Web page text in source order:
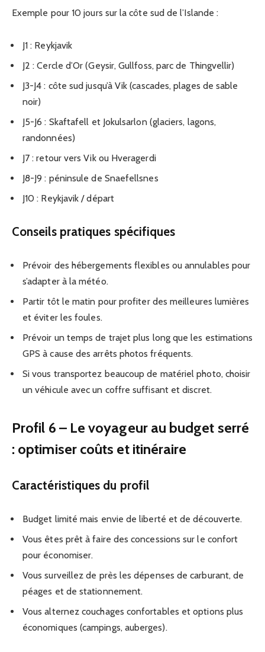
Exemple pour 10 jours sur la côte sud de l’Islande :
J1 : Reykjavik
J2 : Cercle d’Or (Geysir, Gullfoss, parc de Thingvellir)
J3-J4 : côte sud jusqu’à Vik (cascades, plages de sable
noir)
J5-J6 : Skaftafell et Jokulsarlon (glaciers, lagons,
randonnées)
J7 : retour vers Vik ou Hveragerdi
J8-J9 : péninsule de Snaefellsnes
J10 : Reykjavik / départ
Conseils pratiques spécifiques
Prévoir des hébergements flexibles ou annulables pour
s’adapter à la météo.
Partir tôt le matin pour profiter des meilleures lumières
et éviter les foules.
Prévoir un temps de trajet plus long que les estimations
GPS à cause des arrêts photos fréquents.
Si vous transportez beaucoup de matériel photo, choisir
un véhicule avec un coffre suffisant et discret.
Profil 6 – Le voyageur au budget serré
: optimiser coûts et itinéraire
Caractéristiques du profil
Budget limité mais envie de liberté et de découverte.
Vous êtes prêt à faire des concessions sur le confort
pour économiser.
Vous surveillez de près les dépenses de carburant, de
péages et de stationnement.
Vous alternez couchages confortables et options plus
économiques (campings, auberges).